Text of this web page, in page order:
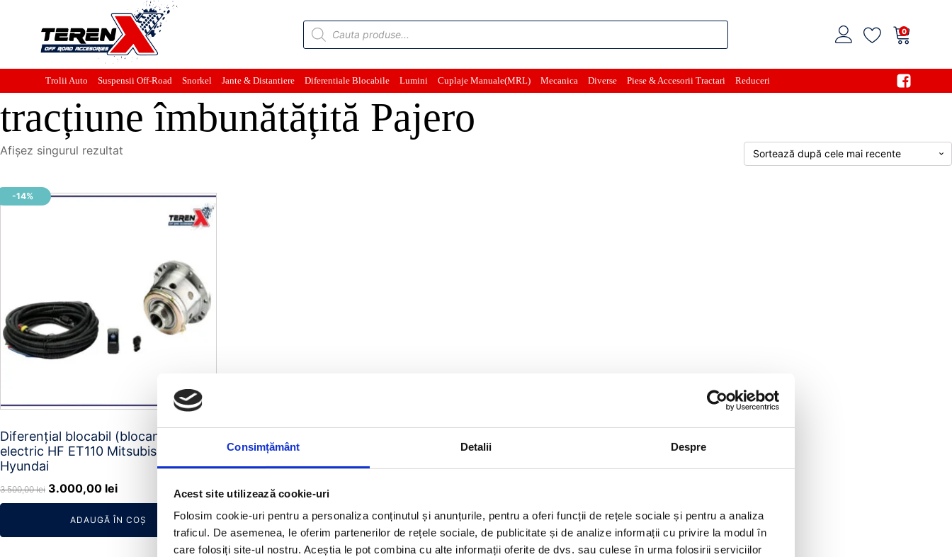
Consimțământ Detalii Despre
Acest site utilizează cookie-uri
Folosim cookie-uri pentru a personaliza conținutul și anunțurile, pentru a oferi funcții de rețele sociale și pentru a analiza
traficul. De asemenea, le oferim partenerilor de rețele sociale, de publicitate și de analize informații cu privire la modul în
care folosiți site-ul nostru. Aceștia le pot combina cu alte informații oferite de dvs. sau culese în urma folosirii serviciilor
Products
search
0
Trolii Auto Suspensii Off-Road Snorkel Jante & Distantiere Diferentiale Blocabile Lumini Cuplaje Manuale(MRL) Mecanica Diverse Piese & Accesorii Tractari Reduceri
tracțiune îmbunătățită Pajero
Afișez singurul rezultat
-14%
Diferențial blocabil (blocant)
electric HF ET110 Mitsubishi,
Hyundai
3.500,00lei Prețul
inițial
fost:
3.000,00 leiPrețul
curent
este:
3.000,00 lei.
ADAUGĂ ÎN COȘ